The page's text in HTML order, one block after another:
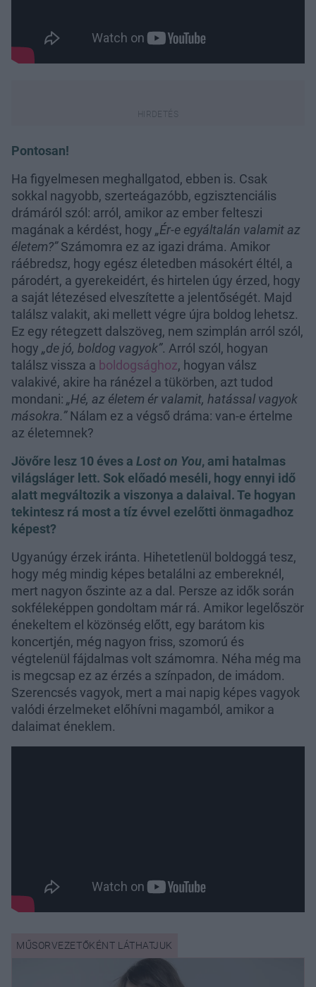
Pontosan!
Ha figyelmesen meghallgatod, ebben is. Csak
sokkal nagyobb, szerteágazóbb, egzisztenciális
drámáról szól: arról, amikor az ember felteszi
magának a kérdést, hogy „Ér-e egyáltalán valamit az
életem?”Számomra ez az igazi dráma. Amikor
ráébredsz, hogy egész életedben másokért éltél, a
párodért, a gyerekeidért, és hirtelen úgy érzed, hogy
a saját létezésed elveszítette a jelentőségét. Majd
találsz valakit, aki mellett végre újra boldog lehetsz.
Ez egy rétegzett dalszöveg, nem szimplán arról szól,
hogy „de jó, boldog vagyok”. Arról szól, hogyan
találsz vissza a boldogsághoz, hogyan válsz
valakivé, akire ha ránézel a tükörben, azt tudod
mondani: „Hé, az életem ér valamit, hatással vagyok
másokra.”Nálam ez a végső dráma: van-e értelme
az életemnek?
Jövőre lesz 10 éves a Lost on You, ami hatalmas
világsláger lett. Sok előadó meséli, hogy ennyi idő
alatt megváltozik a viszonya a dalaival. Te hogyan
tekintesz rá most a tíz évvel ezelőtti önmagadhoz
képest?
Ugyanúgy érzek iránta. Hihetetlenül boldoggá tesz,
hogy még mindig képes betalálni az embereknél,
mert nagyon őszinte az a dal. Persze az idők során
sokféleképpen gondoltam már rá. Amikor legelőször
énekeltem el közönség előtt, egy barátom kis
koncertjén, még nagyon friss, szomorú és
végtelenül fájdalmas volt számomra. Néha még ma
is megcsap ez az érzés a színpadon, de imádom.
Szerencsés vagyok, mert a mai napig képes vagyok
valódi érzelmeket előhívni magamból, amikor a
dalaimat éneklem.